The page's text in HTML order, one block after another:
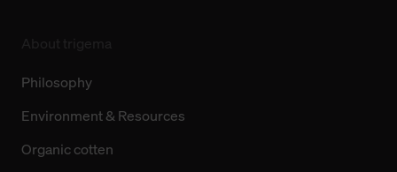
Philosophy
Environment & Resources
Organic cotten